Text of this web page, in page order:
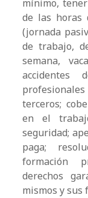
mínimo,
de las horas
(jornada
de trabajo,
semana,
accidentes
terceros;
en el
seguridad;
paga;
formación
derechos
mismos y sus